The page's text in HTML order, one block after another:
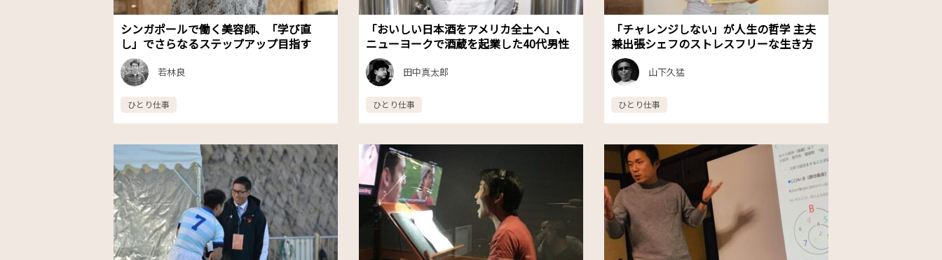
シンガポールで働く美容師、「学び直
し」でさらなるステップアップ目指す
若林良
ひとり仕事
「おいしい日本酒をアメリカ全土へ」、
ニューヨークで酒蔵を起業した40代男性
田中真太郎
ひとり仕事
「チャレンジしない」が人生の哲学 主夫
兼出張シェフのストレスフリーな生き方
山下久猛
ひとり仕事